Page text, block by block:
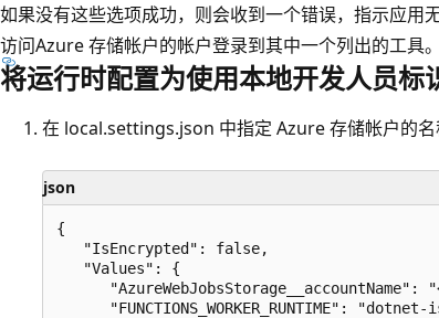
如果没有这些选项成功，则会收到一个错误，指示应用
访问Azure 存储帐户的帐户登录到其中一个列出的工具。
将运行时配置为使用本地开发人员标
在 local.settings.json 中指定 Azure 存储帐户的名
json
{
   "IsEncrypted": false,
   "Values": {
"AzureWebJobsStorage__accountName":
"FUNCTIONS_WORKER_RUNTIME": "dotnet-